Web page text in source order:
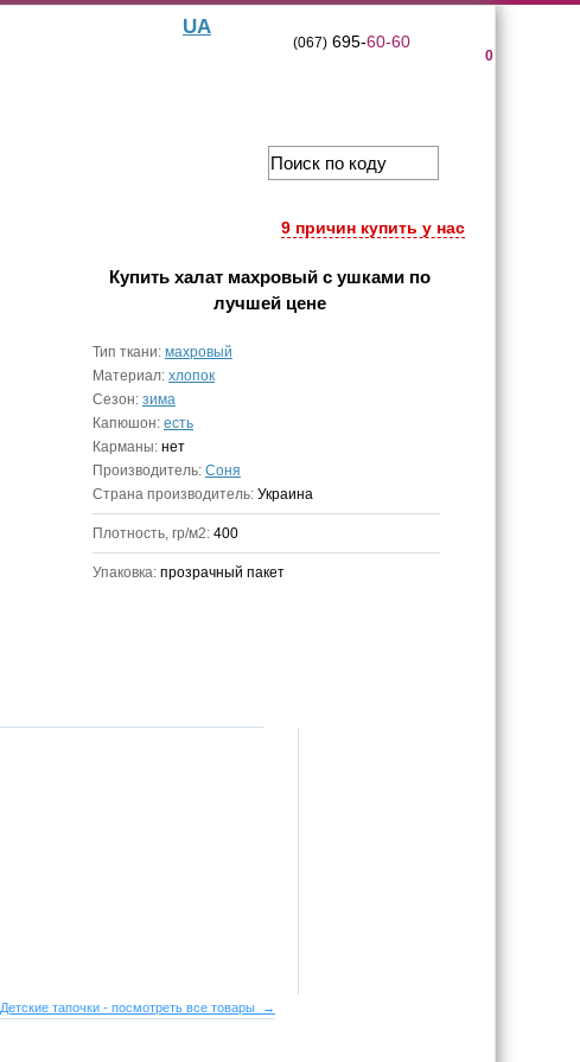
UA
0
(067)695-60-60
9 причин купить у нас
Купить халат махровый с ушкамипо
лучшей цене
Тип ткани: махровый
Материал: хлопок
Сезон: зима
Капюшон: есть
Карманы: нет
Производитель: Соня
Страна производитель: Украина
Плотность, гр/м2: 400
Упаковка: прозрачный пакет
Детские тапочки - посмотреть все товары →